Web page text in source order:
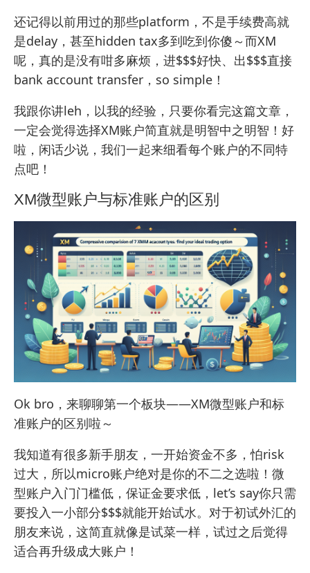
还记得以前用过的那些platform，不是手续费高就
是delay，甚至hidden tax多到吃到你傻～而XM
呢，真的是没有咁多麻烦，进$$$好快、出$$$直接
bank account transfer，so simple！
我跟你讲leh，以我的经验，只要你看完这篇文章，
一定会觉得选择XM账户简直就是明智中之明智！好
啦，闲话少说，我们一起来细看每个账户的不同特
点吧！
XM微型账户与标准账户的区别
Ok bro，来聊聊第一个板块——XM微型账户和标
准账户的区别啦～
我知道有很多新手朋友，一开始资金不多，怕risk
过大，所以micro账户绝对是你的不二之选啦！微
型账户入门门槛低，保证金要求低，let’s say你只需
要投入一小部分$$$就能开始试水。对于初试外汇的
朋友来说，这简直就像是试菜一样，试过之后觉得
适合再升级成大账户！